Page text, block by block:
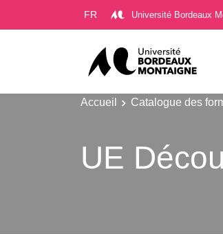
FR Université Bordeaux
Accueil Catalogue des
UE